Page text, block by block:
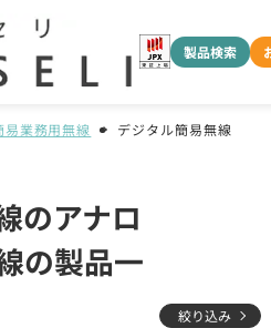
製品検索
易業務用無線 デジタル簡易無線
のアナロ
の製品一
絞り込み